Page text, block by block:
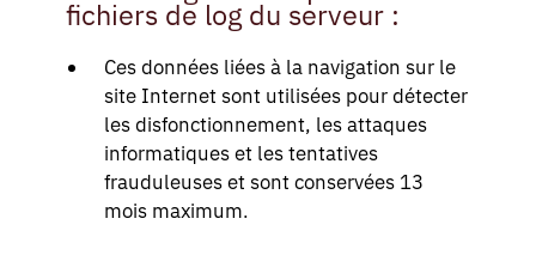
fichiers de log du serveur :
Ces données liées à la navigation sur le
site Internet sont utilisées pour détecter
les disfonctionnement, les attaques
informatiques et les tentatives
frauduleuses et sont conservées 13
mois maximum.